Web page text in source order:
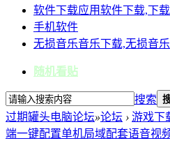
软件下载应用软件下载,下
手机软件
无损音乐音乐下载,无损音乐
随机看贴
搜索
过期罐头电脑论坛»论坛 › 游戏下
端一键配置单机局域配套语音视